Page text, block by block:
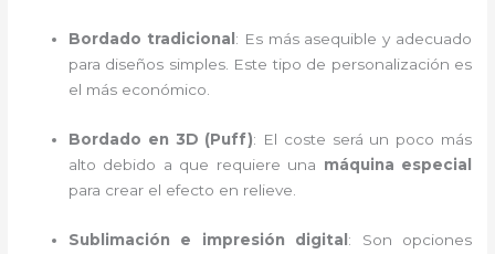
Bordado tradicional : Es más asequible y adecuado
para diseños simples. Este tipo de personalización es
el más económico.
Bordado en 3D (Puff): El coste será un poco más
alto debido a que requiere una máquina especial
para crear el efecto en relieve.
Sublimación e impresión digital : Son opciones